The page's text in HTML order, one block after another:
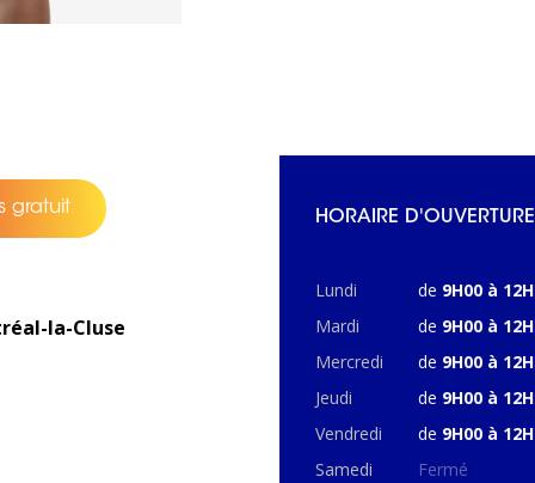
gratuit
la-Cluse
HORAIRE
Lundi de 9H00 à
Mardi
de 9H00 à
Mercredi
de 9H00 à
Jeudi
de 9H00 à
Vendredi
de 9H00 à
Samedi
Fermé